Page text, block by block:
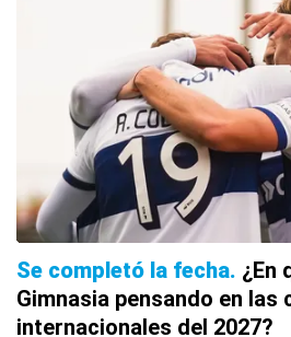
Se completó la fecha ¿En
Gimnasia pensando en las
internacionales del 2027?